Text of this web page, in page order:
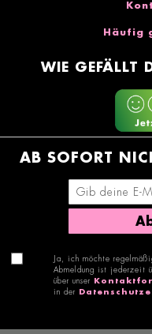
Häufig
WIE GEFÄLLT
AB SOFORT
Ja, ich möchte
Abmeldung ist jederzeit
über unser
in der